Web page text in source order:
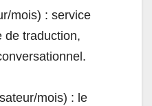
mois) : service
de traduction,
mois) : le